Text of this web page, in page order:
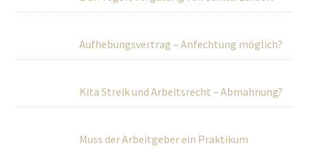
Aufhebungsvertrag – Anfechtung möglich?
Kita Streik und Arbeitsrecht – Abmahnung?
Muss der Arbeitgeber ein Praktikum